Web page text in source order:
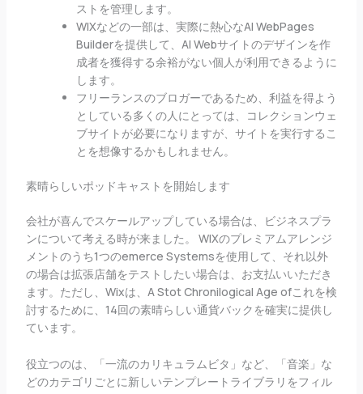
ストを管理します。
WIXなどの一部は、実際に熱心なAI WebPages
Builderを提供して、AI Webサイトのデザインを作
成者を獲得する余裕がない個人が利用できるように
します。
フリーランスのブロガーであるため、利益を得よう
としている多くの人にとっては、コレクションウェ
ブサイトが必要になりますが、サイトを実行するこ
とを想像するかもしれません。
素晴らしいポッドキャストを開始します
会社が喜んでスケールアップしている場合は、ビジネスプラ
ンについて考える時が来ました。 WIXのプレミアムアレンジ
メントのうち1つのemerce Systemsを使用して、それ以外
の場合は拡張店舗をテストしたい場合は、お支払いいただき
ます。ただし、Wixは、A Stot Chronilogical Age ofこれを検
討するために、14回の素晴らしい通貨バックを確実に提供し
ています。
役立つのは、「一流のカリキュラムビタ」など、「音楽」な
どのカテゴリごとに新しいテンプレートライブラリをフィル